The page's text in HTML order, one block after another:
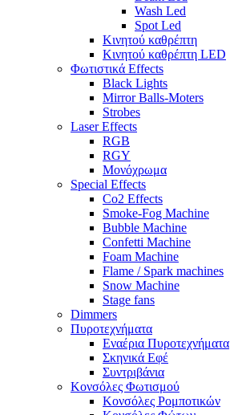
Wash Led
Spot Led
Κινητού καθρέπτη
Κινητού καθρέπτη LED
Φωτιστικά Effects
Black Lights
Mirror Balls-Moters
Strobes
Laser Effects
RGB
RGY
Μονόχρωμα
Special Effects
Co2 Effects
Smoke-Fog Machine
Bubble Machine
Confetti Machine
Foam Machine
Flame / Spark machines
Snow Machine
Stage fans
Dimmers
Πυροτεχνήματα
Εναέρια Πυροτεχνήματα
Σκηνικά Εφέ
Συντριβάνια
Κονσόλες Φωτισμού
Κονσόλες Ρομποτικών